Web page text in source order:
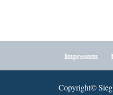
Impressum
Copyright©️